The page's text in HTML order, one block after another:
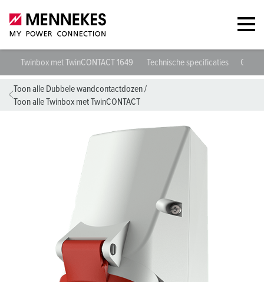
Twinbox met TwinCONTACT 1649 Technische specificaties
Toon alle Dubbele wandcontactdozen/
Toon alle Twinbox met TwinCONTACT